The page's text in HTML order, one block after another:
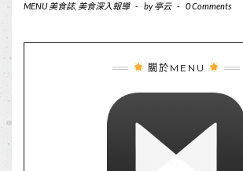
MENU 美食誌, 美食深入報導 - by亭云 - 0 Comments
關於MENU